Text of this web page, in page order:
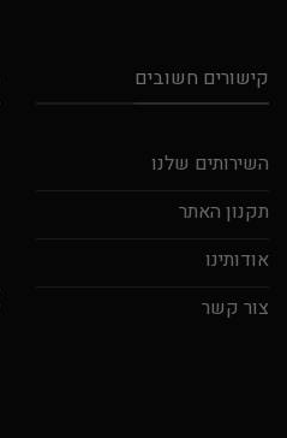
קישורים חשובים
השירותים שלנו
תקנון האתר
אודותינו
צור קשר